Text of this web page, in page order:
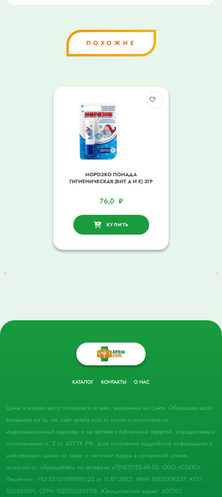
ПОХОЖИЕ
МОРОЗКО ПОМАДА
ГИГИЕНИЧЕСКАЯ (ВИТ А И Е) 3ГР
76,0 ₽
КУПИТЬ
КАТАЛОГ КОНТАКТЫ О НАС
Цены в аптеках могут отличаться от цен, указанных на сайте. Обращаем ваше
внимание на то, что сайт apteka-solo.ru носит исключительно
информационный характер и не является публичной офертой, определяемой
положениями п. 2 ст. 437 ГК РФ. Для получения подробной информации о
действующих ценах на товар и наличии товара в конкретной аптеке,
пожалуйста, обращайтесь по телефону +7(987)755-48-55. ООО «СОЛО».
Лицензия - ЛО-52-02-000097/22 от 11.07.2022. ИНН 5202008227; КПП
520201001; ОГРН 1025201339118. Юридический адрес: 607201,